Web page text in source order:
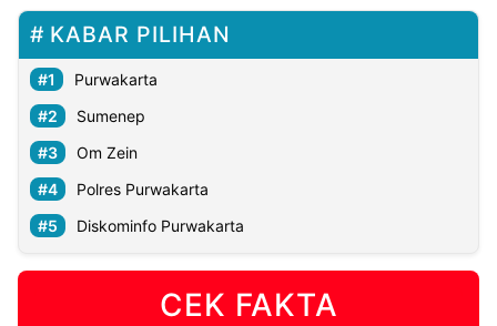
KABAR PILIHAN
Purwakarta
Sumenep
Om Zein
Polres Purwakarta
Diskominfo Purwakarta
CEK FAKTA